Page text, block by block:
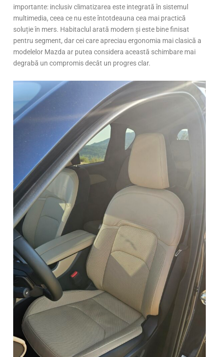
importante: inclusiv climatizarea este integrată în sistemul
multimedia, ceea ce nu este întotdeauna cea mai practică
soluție în mers. Habitaclul arată modern și este bine finisat
pentru segment, dar cei care apreciau ergonomia mai clasică a
modelelor Mazda ar putea considera această schimbare mai
degrabă un compromis decât un progres clar.